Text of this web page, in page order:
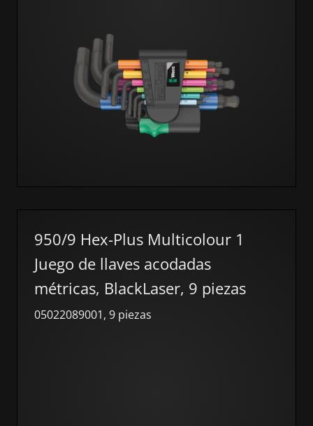
950/9 Hex-Plus Multicolour 1
Juego de llaves acodadas
métricas, BlackLaser, 9 piezas
05022089001, 9 piezas